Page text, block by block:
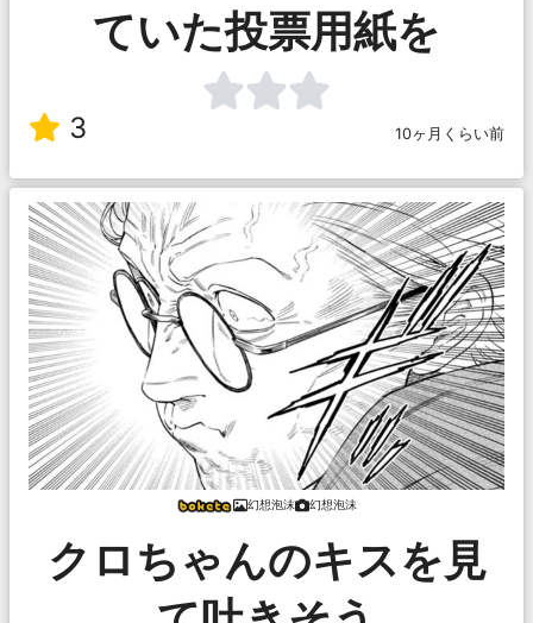
ていた投票用紙を
3 10ヶ月くらい前
幻想泡沫 幻想泡沫
クロちゃんのキスを見